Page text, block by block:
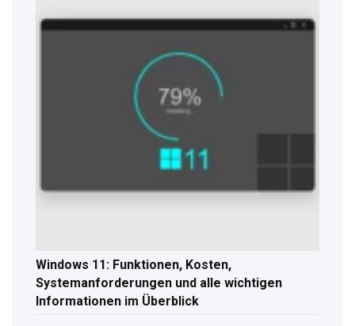
Windows 11: Funktionen, Kosten,
Systemanforderungen und alle wichtigen
Informationen im Überblick